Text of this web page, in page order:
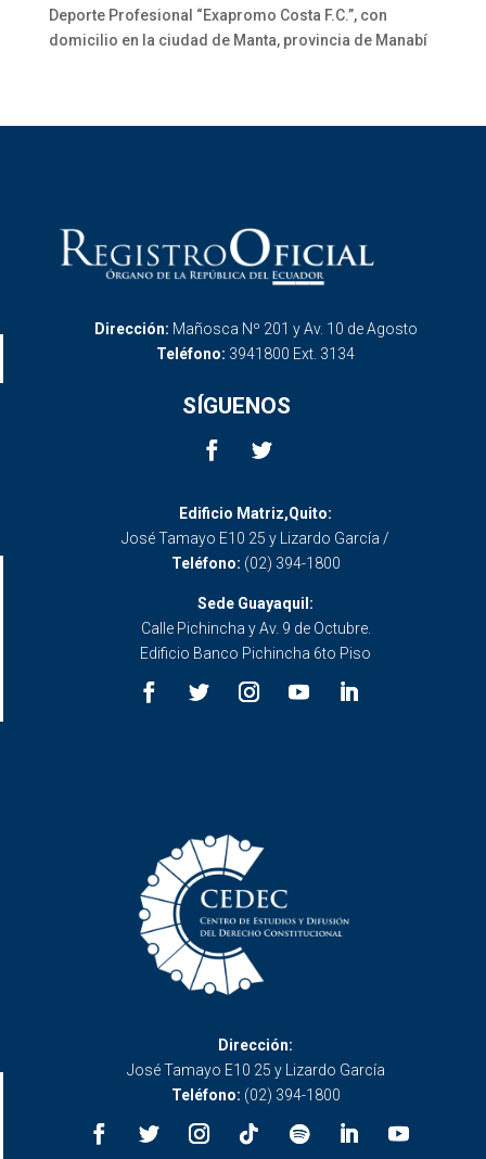
Deporte Profesional “Exapromo Costa F.C.”, con
domicilio en la ciudad de Manta, provincia de Manabí
Dirección: Mañosca Nº 201 y Av. 10 de Agosto
Teléfono: 3941800 Ext. 3134
SÍGUENOS
Edificio Matriz,Quito:
José Tamayo E10 25 y Lizardo García /
Teléfono: (02) 394-1800
Sede Guayaquil:
Calle Pichincha y Av. 9 de Octubre.
Edificio Banco Pichincha 6to Piso
Dirección:
José Tamayo E10 25 y Lizardo García
Teléfono: (02) 394-1800